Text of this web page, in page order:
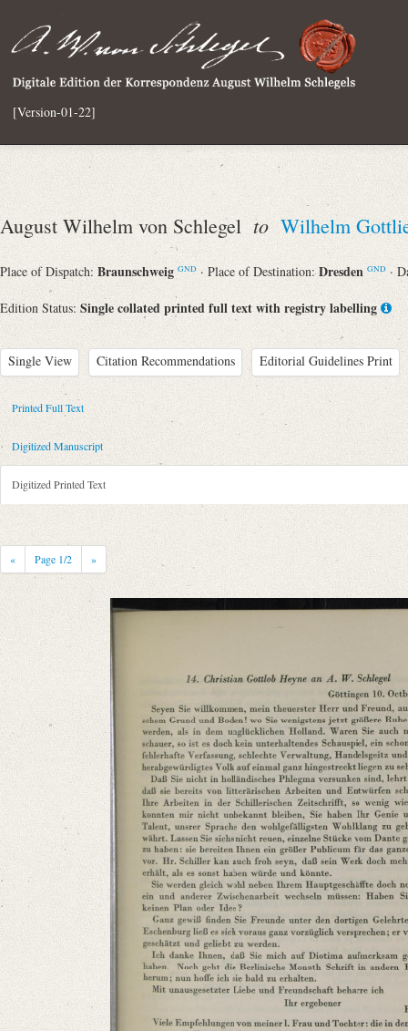
[Version-01-22]
August Wilhelm von Schlegel to Wilhelm
Place of Dispatch: Braunschweig GND · Place of Destination:Dresden GND ·
Edition Status: Single collated printed full text with registry labelling
Single View Citation Recommendations Editorial Guidelines Print
Metadata Concerning Header
Sender: August Wilhelm von Schlegel
Recipient: Wilhelm Gottlieb Becker
Place of Dispatch: Braunschweig
Place of Destination: Dresden
Notations: Empfangsort erschlossen.
Printed Text
Provider: Dresden, Sächsische Landesbibliothek - Staats- und
Bibliography: Briefe von und an August Wilhelm Schlegel.
Incipit: „[1] Braunschweig d. 9ten Nov 1795
Es ist mir ungemein lieb, mein werthester Herr und Freund, in Ihrem
Manuscript
Provider: Dresden, Sächsische Landesbibliothek - Staats- und
OAI Id: DE-611-37100
Classification Number: Mscr.Dresd.e.90,XX,Bd.1,Nr.5a
Number of Pages: 2 S., hs. m. U.
Format: 23,2 x 19 cm
Printed Full Text
Digitized Manuscript
Digitized Printed Text
« Page 1/2 »